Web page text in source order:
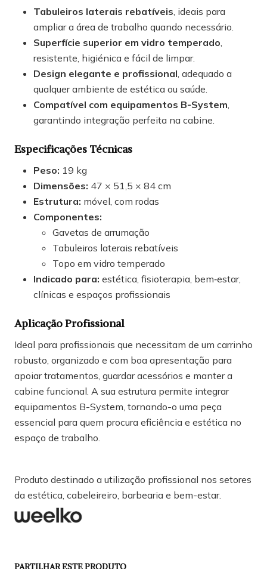
Tabuleiros laterais rebatíveis, ideais para
ampliar a área de trabalho quando necessário.
Superfície superior em vidro temperado,
resistente, higiénica e fácil de limpar.
Design elegante e profissional, adequado a
qualquer ambiente de estética ou saúde.
Compatível com equipamentos B-System,
garantindo integração perfeita na cabine.
Especificações Técnicas
Peso: 19 kg
Dimensões: 47 × 51,5 × 84 cm
Estrutura: móvel, com rodas
Componentes:
Gavetas de arrumação
Tabuleiros laterais rebatíveis
Topo em vidro temperado
Indicado para: estética, fisioterapia, bem‑estar,
clínicas e espaços profissionais
Aplicação Profissional
Ideal para profissionais que necessitam de um carrinho
robusto, organizado e com boa apresentação para
apoiar tratamentos, guardar acessórios e manter a
cabine funcional. A sua estrutura permite integrar
equipamentos B-System, tornando-o uma peça
essencial para quem procura eficiência e estética no
espaço de trabalho.
Produto destinado a utilização profissional nos setores
da estética, cabeleireiro, barbearia e bem-estar.